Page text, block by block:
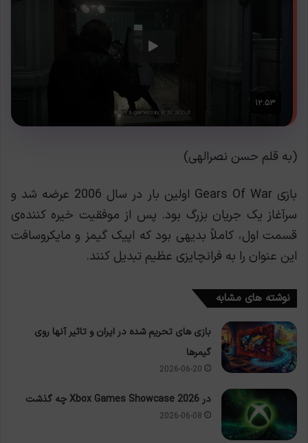
(به قلم حسن نصرالهی)
بازی Gears Of War اولین بار در سال 2006 عرضه شد و
سرآغاز یک جریان بزرگ بود. پس از موفقیت خیره کننده‌ی
قسمت اول، کاملاً بدیهی بود که اپیک گیمز و مایکروسافت
این عنوان را به فرانچایزی عظیم تبدیل کنند.
نوشته های مشابه
بازی های تحریم شده در ایران و تاثیر آنها روی
گیمرها
2026-06-20
در Xbox Games Showcase 2026 چه گذشت
2026-06-08